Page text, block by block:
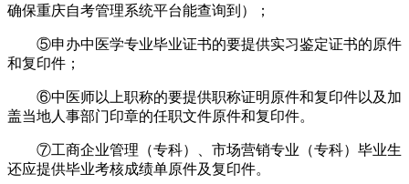
确保重庆自考管理系统平台能查询到）；
⑤申办中医学专业毕业证书的要提供实习鉴定证书的原件
和复印件；
⑥中医师以上职称的要提供职称证明原件和复印件以及加
盖当地人事部门印章的任职文件原件和复印件。
⑦工商企业管理（专科）、市场营销专业（专科）毕业生
还应提供毕业考核成绩单原件及复印件。